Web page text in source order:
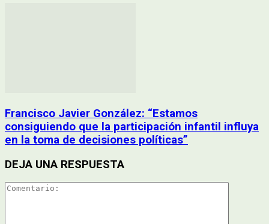
Francisco Javier González: “Estamos
consiguiendo que la participación infantil influya
en la toma de decisiones políticas”
DEJA UNA RESPUESTA